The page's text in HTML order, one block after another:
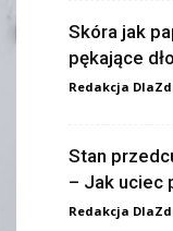
Skóra jak
pękające
Redakcja
Stan
– Jak uciec
Redakcja